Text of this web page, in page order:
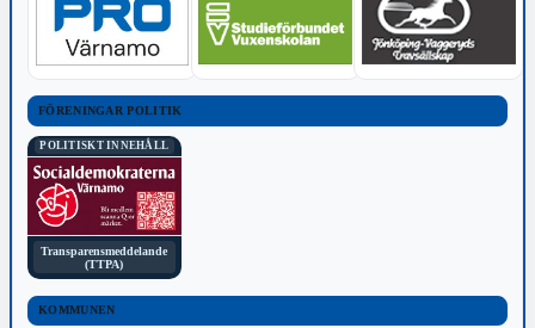
FÖRENINGAR POLITIK
POLITISKT INNEHÅLL
Transparensmeddelande
(TTPA)
KOMMUNEN